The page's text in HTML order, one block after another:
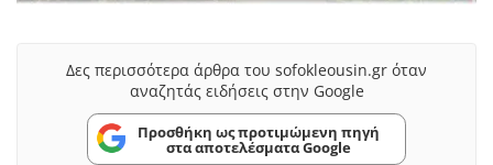
Δες περισσότερα άρθρα του sofokleousin.gr όταν
αναζητάς ειδήσεις στην Google
Προσθήκη ως προτιμώμενη πηγή
στα αποτελέσματα Google